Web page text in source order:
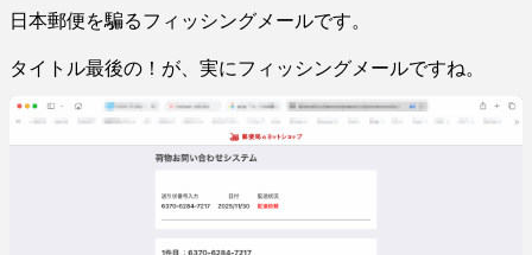
日本郵便を騙るフィッシングメールです。
タイトル最後の！が、実にフィッシングメールですね。